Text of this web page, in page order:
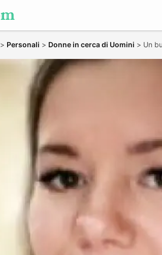
> Personali > Donne in cerca di Uomini > Un